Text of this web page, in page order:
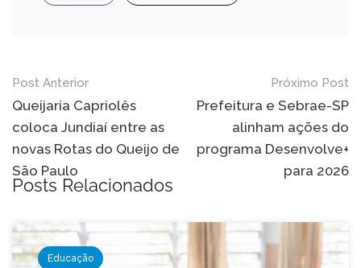
Navegação
de
Post
Post Anterior
Queijaria Capriolês
coloca Jundiaí entre as
novas Rotas do Queijo de
São Paulo
Próximo Post
Prefeitura e Sebrae-SP
alinham ações do
programa Desenvolve+
para 2026
Posts Relacionados
Educação